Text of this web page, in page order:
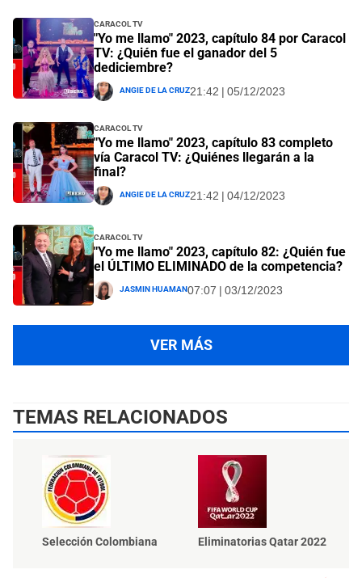
Caracol TV
"Yo me llamo" 2023, capítulo 84 por Caracol
TV: ¿Quién fue el ganador del 5
dediciembre?
Angie De La Cruz21:42 | 05/12/2023
Caracol TV
"Yo me llamo" 2023, capítulo 83 completo
vía Caracol TV: ¿Quiénes llegarán a la
final?
Angie De La Cruz21:42 | 04/12/2023
Caracol TV
"Yo me llamo" 2023, capítulo 82: ¿Quién fue
el ÚLTIMO ELIMINADO de la competencia?
Jasmin Huaman07:07 | 03/12/2023
VER MÁS
TEMAS RELACIONADOS
Selección Colombiana Eliminatorias Qatar 2022